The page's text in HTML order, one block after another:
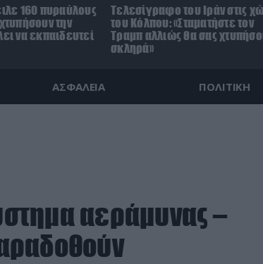
160 πυραύλους
την
να εκπαιδευτεί
Τελεσίγραφο του Ιράν στις
του Κόλπου: «Σταματήστε τον
Τραμπ αλλιώς θα σας
σκληρά»
ΑΣΦΑΛΕΙΑ ΠΟΛΙΤΙΚΗ
αεράμυνας –